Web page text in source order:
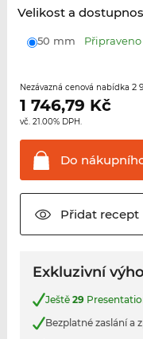
Velikost a
50 mm
Nezávazná cenová nabídka 2
1 746,79 Kč
vč. 21.00% DPH.
Do
Přidatrecept
Exkluzivní
Ještě 29
Bezplatné zaslání a